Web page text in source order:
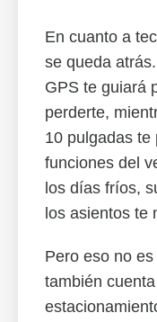
En cuanto a
se queda
GPS te guiará
perderte,
10 pulgadas te
funciones del
los días fríos,
los asientos te
Pero eso no
también